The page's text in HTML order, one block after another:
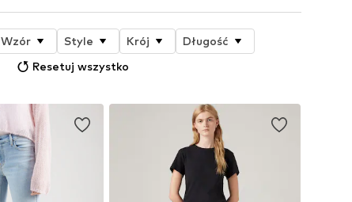
Wzór Style Krój
Długość
Resetuj wszystko